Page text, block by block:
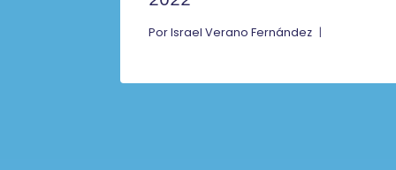
PorIsrael Verano Fernández